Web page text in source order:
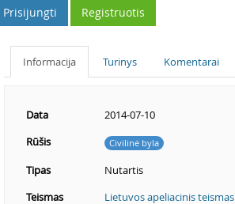
Prisijungti Registruotis
Informacija Turinys Komentarai
Data
2014-07-10
Rūšis
Civilinė byla
Tipas
Nutartis
Teismas
Lietuvos apeliacinis teismas